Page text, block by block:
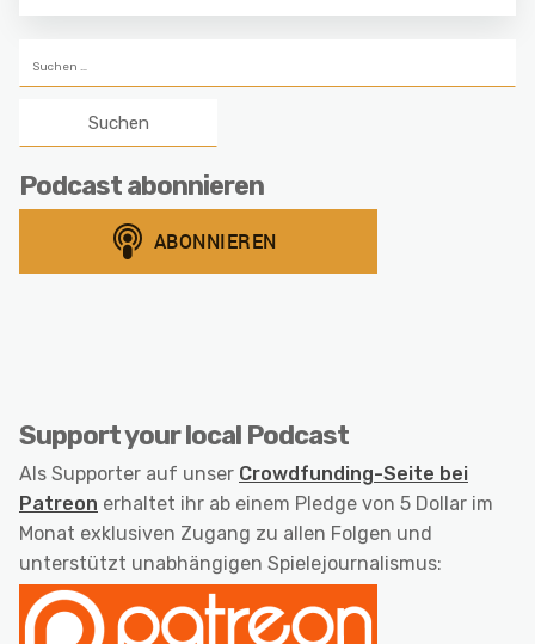
nach:
Podcast abonnieren
Support your local Podcast
Als Supporter auf unser Crowdfunding-Seite bei
Patreon erhaltet ihr ab einem Pledge von 5 Dollar im
Monat exklusiven Zugang zu allen Folgen und
unterstützt unabhängigen Spielejournalismus: